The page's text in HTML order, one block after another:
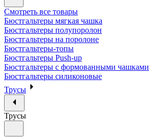
Смотреть все товары
Бюстгальтеры мягкая чашка
Бюстгальтеры полупоролон
Бюстгальтеры на поролоне
Бюстгальтеры-топы
Бюстгальтеры Push-up
Бюстгальтеры с формованными чашками
Бюстгальтеры силиконовые
Трусы
Трусы